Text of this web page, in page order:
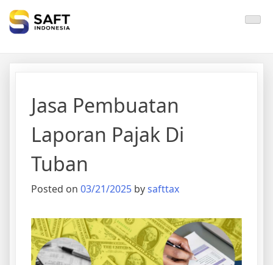
Solisi Perjakan Anda
Jasa Pembuatan
Laporan Pajak Di
Tuban
Posted on 03/21/2025 bysafttax